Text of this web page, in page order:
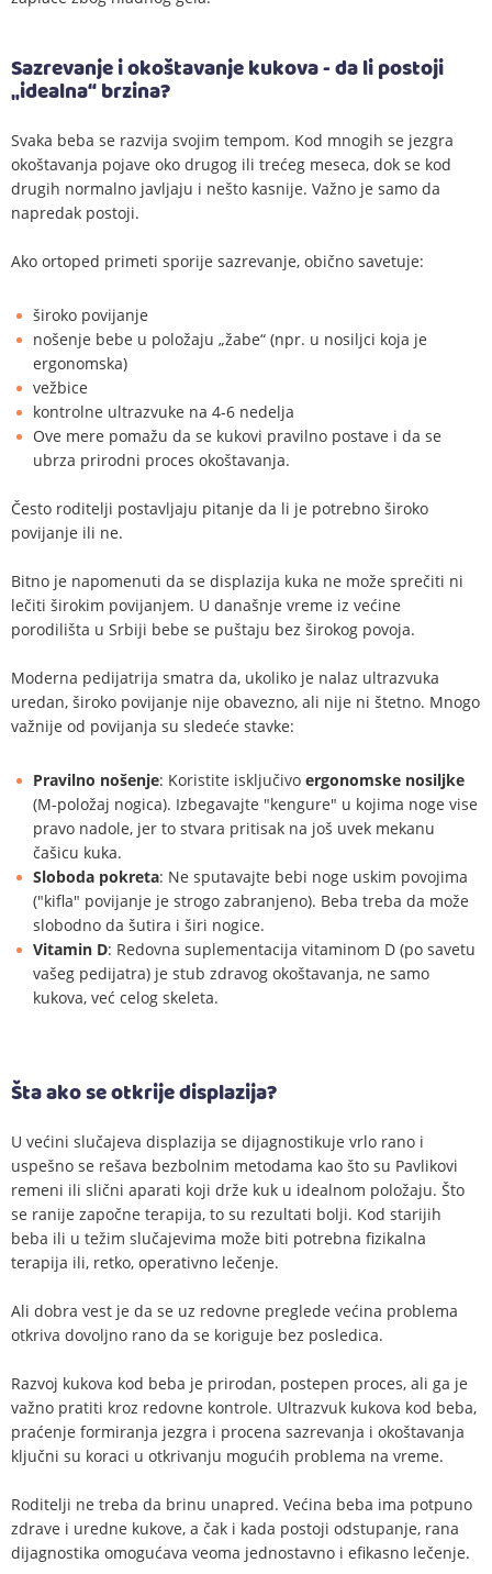
Sazrevanje i okoštavanje kukova - da li postoji
„idealna“ brzina?
Svaka beba se razvija svojim tempom. Kod mnogih se jezgra
okoštavanja pojave oko drugog ili trećeg meseca, dok se kod
drugih normalno javljaju i nešto kasnije. Važno je samo da
napredak postoji.
Ako ortoped primeti sporije sazrevanje, obično savetuje:
široko povijanje
nošenje bebe u položaju „žabe“ (npr. u nosiljci koja je
ergonomska)
vežbice
kontrolne ultrazvuke na 4-6 nedelja
Ove mere pomažu da se kukovi pravilno postave i da se
ubrza prirodni proces okoštavanja.
Često roditelji postavljaju pitanje da li je potrebno široko
povijanje ili ne.
Bitno je napomenuti da se displazija kuka ne može sprečiti ni
lečiti širokim povijanjem. U današnje vreme iz većine
porodilišta u Srbiji bebe se puštaju bez širokog povoja.
Moderna pedijatrija smatra da, ukoliko je nalaz ultrazvuka
uredan, široko povijanje nije obavezno, ali nije ni štetno. Mnogo
važnije od povijanja su sledeće stavke:
Pravilno nošenje: Koristite isključivo ergonomske nosiljke
(M-položaj nogica). Izbegavajte "kengure" u kojima noge vise
pravo nadole, jer to stvara pritisak na još uvek mekanu
čašicu kuka.
Sloboda pokreta: Ne sputavajte bebi noge uskim povojima
("kifla" povijanje je strogo zabranjeno). Beba treba da može
slobodno da šutira i širi nogice.
Vitamin D: Redovna suplementacija vitaminom D (po savetu
vašeg pedijatra) je stub zdravog okoštavanja, ne samo
kukova, već celog skeleta.
Šta ako se otkrije displazija?
U većini slučajeva displazija se dijagnostikuje vrlo rano i
uspešno se rešava bezbolnim metodama kao što su Pavlikovi
remeni ili slični aparati koji drže kuk u idealnom položaju. Što
se ranije započne terapija, to su rezultati bolji. Kod starijih
beba ili u težim slučajevima može biti potrebna fizikalna
terapija ili, retko, operativno lečenje.
Ali dobra vest je da se uz redovne preglede većina problema
otkriva dovoljno rano da se koriguje bez posledica.
Razvoj kukova kod beba je prirodan, postepen proces, ali ga je
važno pratiti kroz redovne kontrole. Ultrazvuk kukova kod beba,
praćenje formiranja jezgra i procena sazrevanja i okoštavanja
ključni su koraci u otkrivanju mogućih problema na vreme.
Roditelji ne treba da brinu unapred. Većina beba ima potpuno
zdrave i uredne kukove, a čak i kada postoji odstupanje, rana
dijagnostika omogućava veoma jednostavno i efikasno lečenje.